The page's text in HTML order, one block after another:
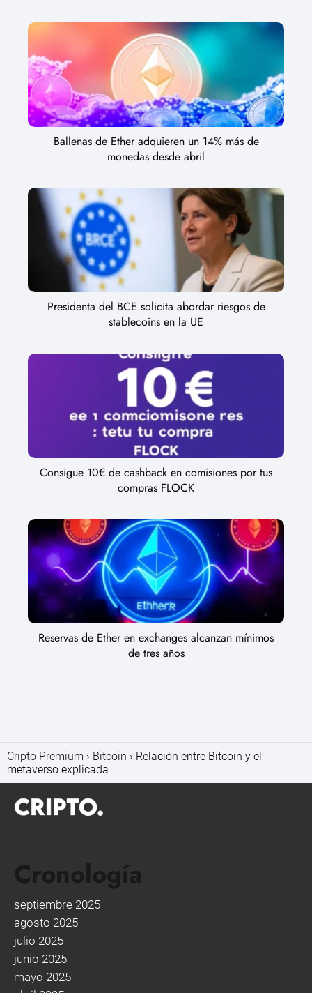
Ballenas de Ether adquieren un 14% más de
monedas desde abril
Presidenta del BCE solicita abordar riesgos de
stablecoins en la UE
Consigue 10€ de cashback en comisiones por tus
compras FLOCK
Reservas de Ether en exchanges alcanzan mínimos
de tres años
Cripto Premium Bitcoin
Relación entre Bitcoin y el
metaverso explicada
Cronología
septiembre 2025
agosto 2025
julio 2025
junio 2025
mayo 2025